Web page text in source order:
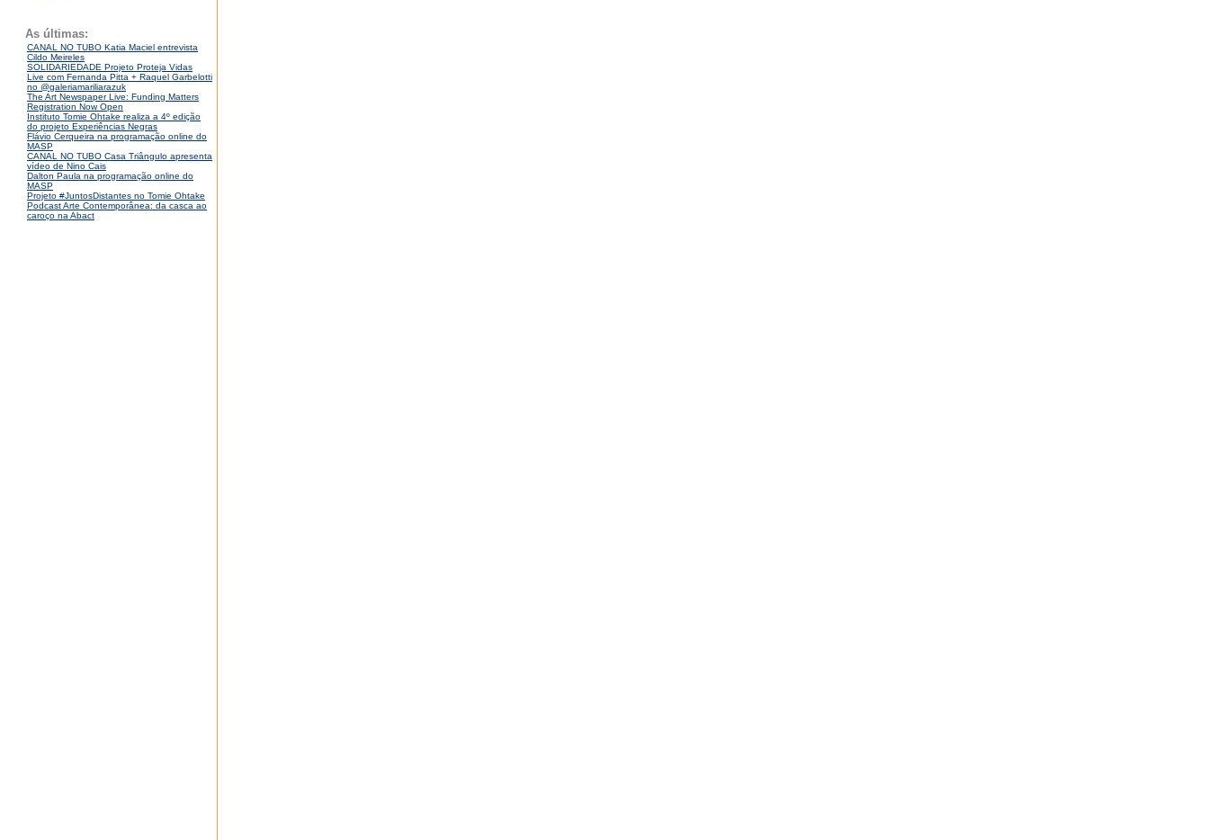
As últimas:
CANAL NO TUBO Katia Maciel entrevista
Cildo Meireles
SOLIDARIEDADE Projeto Proteja Vidas
Live com Fernanda Pitta + Raquel Garbelotti
no @galeriamariliarazuk
The Art Newspaper Live: Funding Matters
Registration Now Open
Instituto Tomie Ohtake realiza a 4º edição
do projeto Experiências Negras
Flávio Cerqueira na programação online do
MASP
CANAL NO TUBO Casa Triângulo apresenta
vídeo de Nino Cais
Dalton Paula na programação online do
MASP
Projeto #JuntosDistantes no Tomie Ohtake
Podcast Arte Contemporânea: da casca ao
caroço na Abact